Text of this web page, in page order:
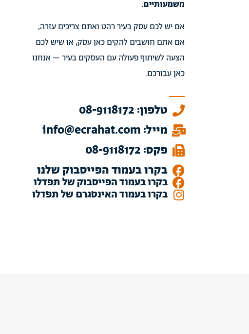
משמעותיים.
אם יש לכם עסק בעיר רהט ואתם צריכים עזרה,
אם אתם חושבים להקים כאן עסק, או שיש לכם
הצעה לשיתוף פעולה עם העסקים בעיר – אנחנו
כאן עבורכם.
טלפון: 08-9118172
מייל: info@ecrahat.com
פקס: 08-9118172
בקרו בעמוד הפייסבוק שלנו
בקרו בעמוד הפייסבוק של תפדלו
בקרו בעמוד האינסגרם של תפדלו